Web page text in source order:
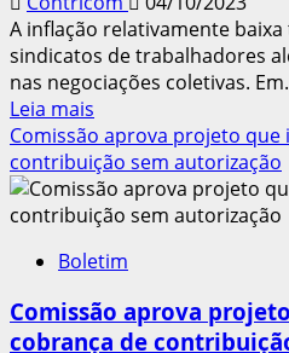
A inflação relativamente
sindicatos de trabalhadores
nas negociações coletivas.
Leia mais
mais
sobre
Aumento
real
negociações
de
agosto
Comissão aprova projeto
contribuição sem autorização
Boletim
Comissão aprova
cobrança de